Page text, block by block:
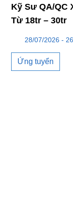
Kỹ Sư QA/QC
Từ 18tr – 30tr
28/07/2026 -
Ứng tuyển